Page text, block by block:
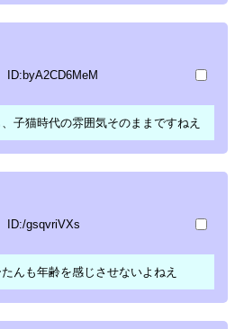
ID:byA2CD6MeM
子猫時代の雰囲気そのままですねえ
ID:/gsqvriVXs
んも年齢を感じさせないよねえ